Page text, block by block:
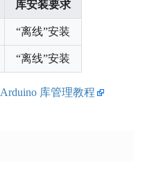
库安装要求
“离线”安装
“离线”安装
Arduino 库管理教程